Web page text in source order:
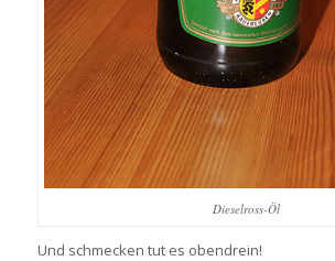
Dieselross-Öl
Und schmecken tut es obendrein!